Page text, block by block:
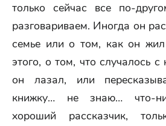
только сейчас все по-
разговариваем. Иногда он
семье или о том, как он
этого, о том, что случалось с
он лазал, или
книжку… не знаю… что-
хороший рассказчик,